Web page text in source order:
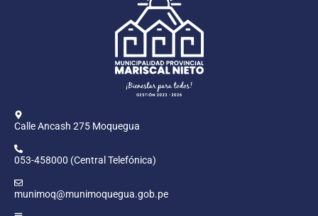
Calle Ancash 275 Moquegua
053-458000 (Central Telefónica)
munimoq@munimoquegua.gob.pe